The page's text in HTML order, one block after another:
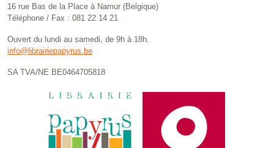
16 rue Bas de la Place à Namur (Belgique)
Téléphone / Fax : 081 22 14 21
Ouvert du lundi au samedi, de 9h à 18h.
info@librairiepapyrus.be
SA TVA/NE BE0464705818